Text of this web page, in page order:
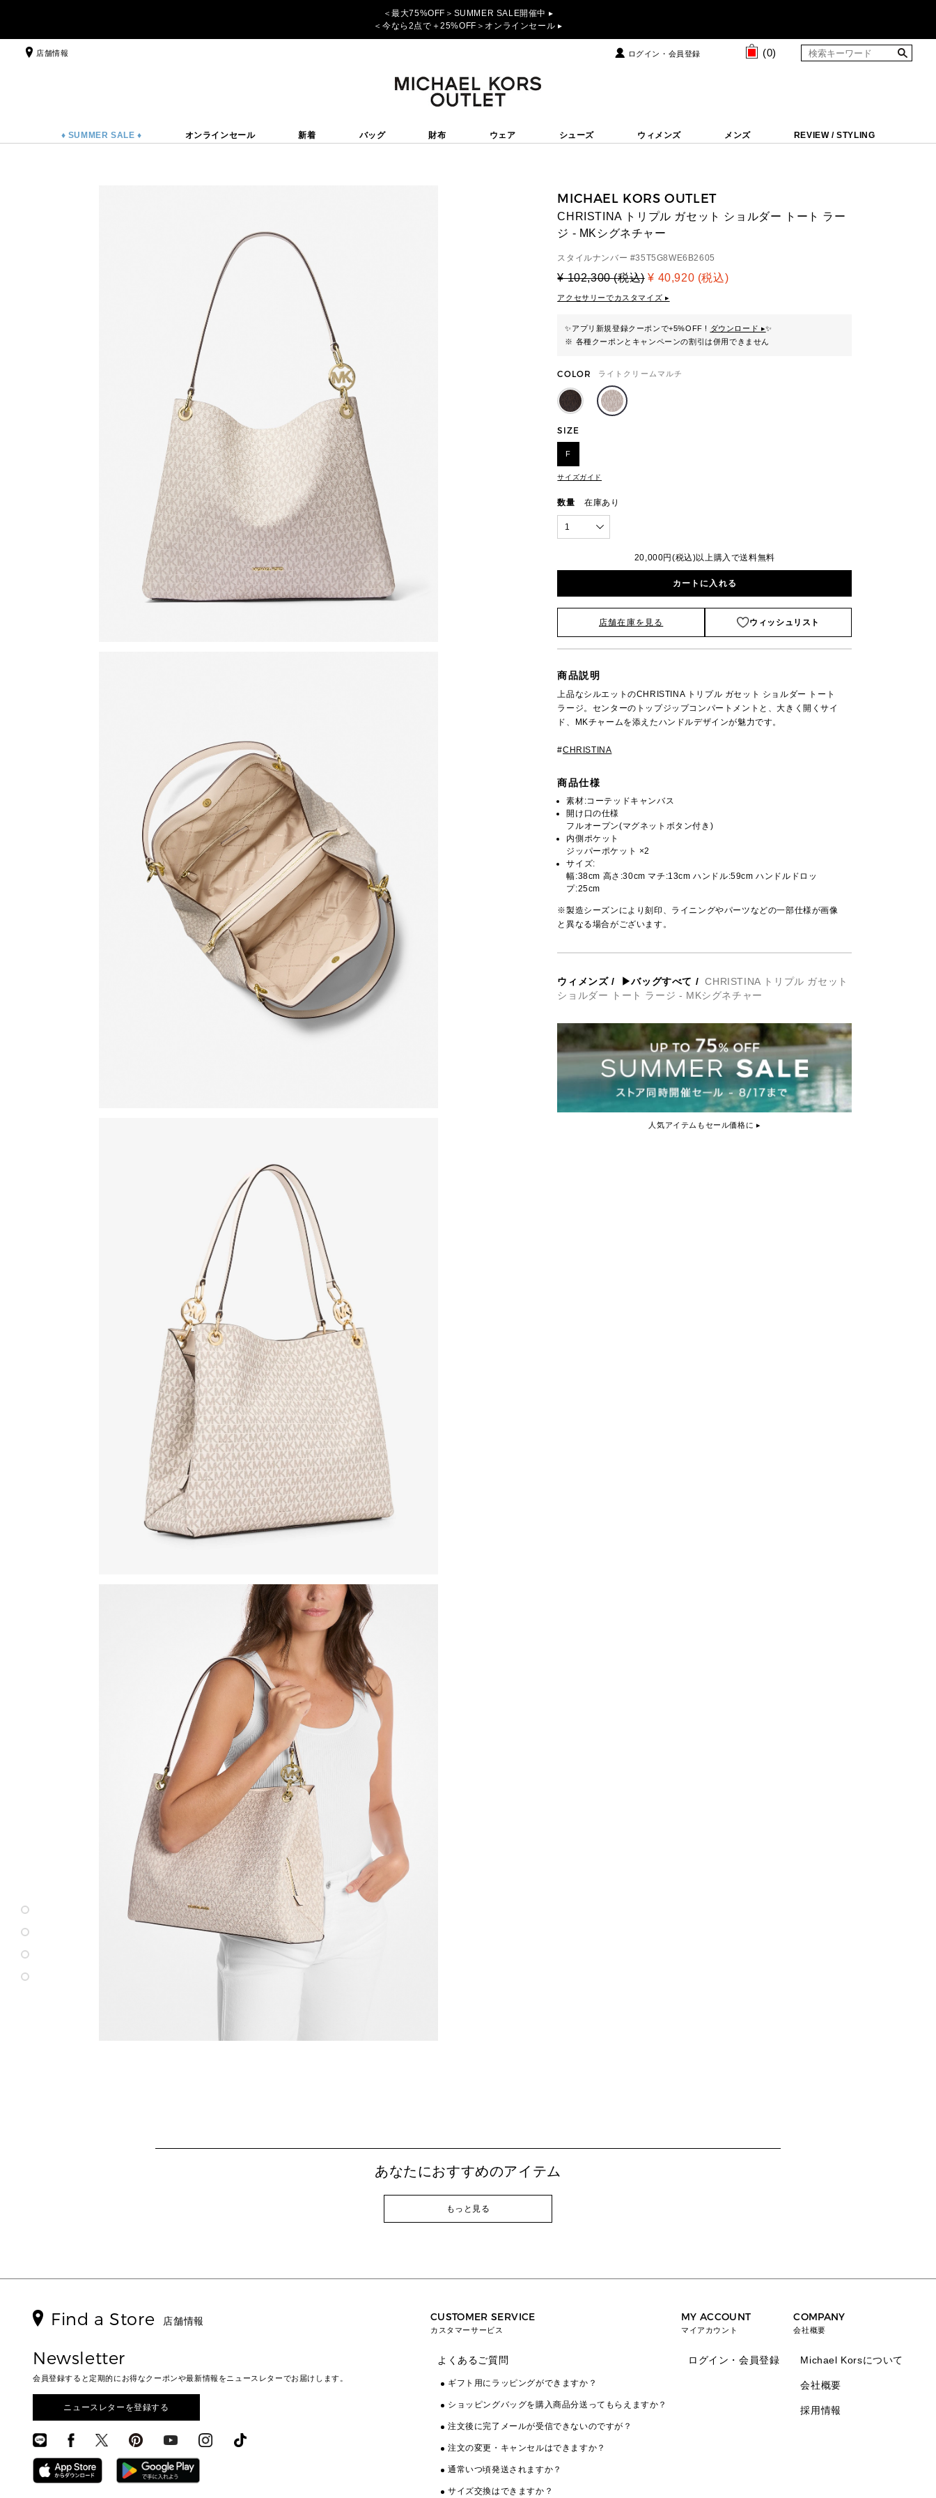
＜最大75%OFF＞SUMMER SALE開催中 ▸
＜今なら2点で＋25%OFF＞オンラインセール ▸
店舗情報 ログイン・会員登録 (0)
♦ SUMMER SALE ♦ オンラインセール 新着 バッグ 財布 ウェア シューズ ウィメンズ メンズ REVIEW / STYLING
MICHAEL KORS OUTLET
CHRISTINA トリプル ガセット ショルダー トート ラー
ジ - MKシグネチャー
スタイルナンバー #35T5G8WE6B2605
¥ 102,300 (税込) ¥ 40,920 (税込)
アクセサリーでカスタマイズ ▸
✨アプリ新規登録クーポンで+5%OFF ! ダウンロード ▸✨
※ 各種クーポンとキャンペーンの割引は併用できません
COLOR ライトクリームマルチ
SIZE
F
サイズガイド
数量 在庫あり
1
20,000円(税込)以上購入で送料無料
カートに入れる
店舗在庫を見る ウィッシュリスト
商品説明
上品なシルエットのCHRISTINA トリプル ガセット ショルダー トート
ラージ。センターのトップジップコンパートメントと、大きく開くサイ
ド、MKチャームを添えたハンドルデザインが魅力です。
#CHRISTINA
商品仕様
素材:コーテッドキャンバス
開け口の仕様
フルオープン(マグネットボタン付き)
内側ポケット
ジッパーポケット ×2
サイズ:
幅:38cm 高さ:30cm マチ:13cm ハンドル:59cm ハンドルドロッ
プ:25cm
※製造シーズンにより刻印、ライニングやパーツなどの一部仕様が画像
と異なる場合がございます。
ウィメンズ/ ▶バッグすべて / CHRISTINA トリプル ガセット
ショルダー トート ラージ - MKシグネチャー
人気アイテムもセール価格に ▸
あなたにおすすめのアイテム
もっと見る
Find a Store 店舗情報
Newsletter
会員登録すると定期的にお得なクーポンや最新情報をニュースレターでお届けします。
ニュースレターを登録する
CUSTOMER SERVICE
カスタマーサービス
よくあるご質問
ギフト用にラッピングができますか？
ショッピングバッグを購入商品分送ってもらえますか？
注文後に完了メールが受信できないのですが？
注文の変更・キャンセルはできますか？
通常いつ頃発送されますか？
サイズ交換はできますか？
MY ACCOUNT
マイアカウント
ログイン・会員登録
COMPANY
会社概要
Michael Korsについて
会社概要
採用情報